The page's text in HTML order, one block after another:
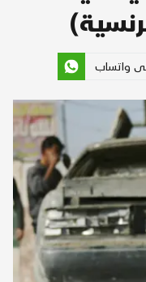
على واتساب